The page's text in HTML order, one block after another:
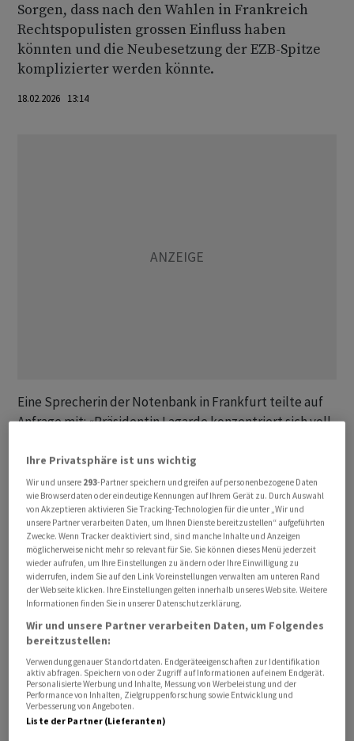
Sorgen, dass nach den Wahlen in Frankreich
Rechtspopulisten grossen Einfluss haben
könnten und die Neubesetzung der EZB-Spitze
komplizierter werden könnte.
18.02.2026 13:14
Eine Sprecherin der Notenbank in Frankfurt teilte auf
Anfrage mit: «Präsidentin Lagarde konzentriert sich voll
Entscheidung über das Ende ihrer Amtszeit getroffen.»
Die Formulierung weicht von früheren Aussagen der
EZB ab: Noch im vergangenen Jahr hiess es, Lagarde sei
«entschlossen, ihre Amtszeit zu Ende zu führen».
Lagarde trat ihr Amt als Nachfolgerin des Italieners
Mario Draghi am 1. November 2019 an. Berufen wird der
Präsident oder die Präsidentin der EZB für acht Jahre.
Lagarde ist also regulär noch bis Ende Oktober 2027 im
Amt.
Brüsseler Personalpoker um EZB-Spitze
Die Besetzung der EZB-Spitzenposten ist Teil eines
Ihre Privatsphäre ist uns wichtig
Wir und unsere 293-Partner speichern und greifen auf personenbezogene Daten
wie Browserdaten oder eindeutige Kennungen auf Ihrem Gerät zu. Durch Auswahl
von Akzeptieren aktivieren Sie Tracking-Technologien für die unter „Wir und
unsere Partner verarbeiten Daten, um Ihnen Dienste bereitzustellen“ aufgeführten
Zwecke. Wenn Tracker deaktiviert sind, sind manche Inhalte und Anzeigen
möglicherweise nicht mehr so relevant für Sie. Sie können dieses Menü jederzeit
wieder aufrufen, um Ihre Einstellungen zu ändern oder Ihre Einwilligung zu
widerrufen, indem Sie auf den Link Voreinstellungen verwalten am unteren Rand
der Webseite klicken. Ihre Einstellungen gelten innerhalb unseres Website. Weitere
Informationen finden Sie in unserer Datenschutzerklärung.
Wir und unsere Partner verarbeiten Daten, um Folgendes
bereitzustellen:
Verwendung genauer Standortdaten. Endgeräteeigenschaften zur Identifikation
aktiv abfragen. Speichern von oder Zugriff auf Informationen auf einem Endgerät.
Personalisierte Werbung und Inhalte, Messung von Werbeleistung und der
Performance von Inhalten, Zielgruppenforschung sowie Entwicklung und
Verbesserung von Angeboten.
Liste der Partner (Lieferanten)